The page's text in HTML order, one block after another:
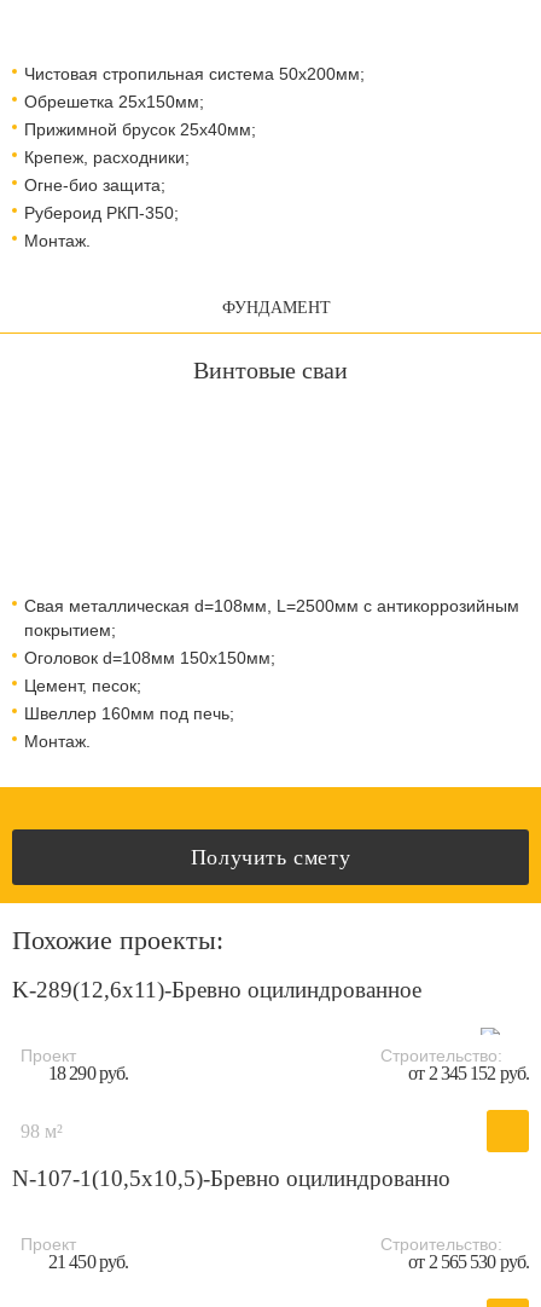
Чистовая стропильная система 50х200мм;
Обрешетка 25х150мм;
Прижимной брусок 25х40мм;
Крепеж, расходники;
Огне-био защита;
Рубероид РКП-350;
Монтаж.
ФУНДАМЕНТ
Винтовые сваи
Свая металлическая d=108мм, L=2500мм с антикоррозийным
покрытием;
Оголовок d=108мм 150x150мм;
Цемент, песок;
Швеллер 160мм под печь;
Монтаж.
Получить смету
Похожие проекты:
K-289(12,6x11)-Бревно оцилиндрованное
Проект
18 290 руб.
Строительство:
от 2 345 152 руб.
98 м²
N-107-1(10,5х10,5)-Бревно оцилиндрованно
Проект
21 450 руб.
Строительство:
от 2 565 530 руб.